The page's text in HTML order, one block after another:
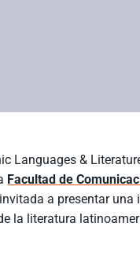
Languages &
Facultad de
a presentar
la literatura